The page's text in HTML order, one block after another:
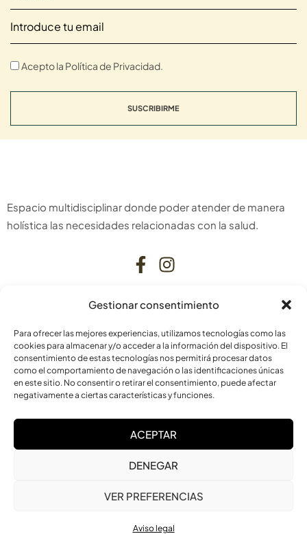
Gestionar consentimiento
Para ofrecer las mejores experiencias, utilizamos tecnologías como las
cookies para almacenar y/o acceder a la información del dispositivo. El
consentimiento de estas tecnologías nos permitirá procesar datos
como el comportamiento de navegación o las identificaciones únicas
en este sitio. No consentir o retirar el consentimiento, puede afectar
negativamente a ciertas características y funciones.
ACEPTAR
DENEGAR
VER PREFERENCIAS
Aviso legal
Acepto la Política de Privacidad.
SUSCRIBIRME
Espacio multidisciplinar donde poder atender de manera
holística las necesidades relacionadas con la salud.
C. Bardenas Reales, 11, bajo
31006 Pamplona
Navarra